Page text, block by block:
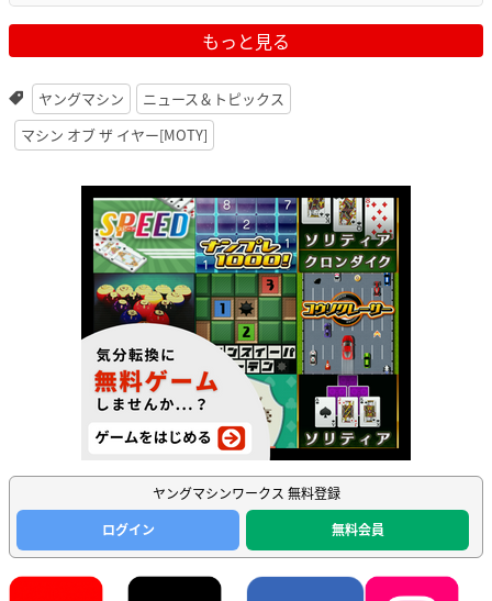
もっと見る
ヤングマシン
ニュース＆トピックス
マシン オブ ザ イヤー[MOTY]
ヤングマシンワークス 無料登録
ログイン
無料会員